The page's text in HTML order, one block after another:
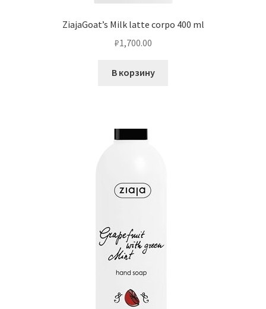
ZiajaGoat’s Milk latte corpo 400 ml
₽1,700.00
В корзину